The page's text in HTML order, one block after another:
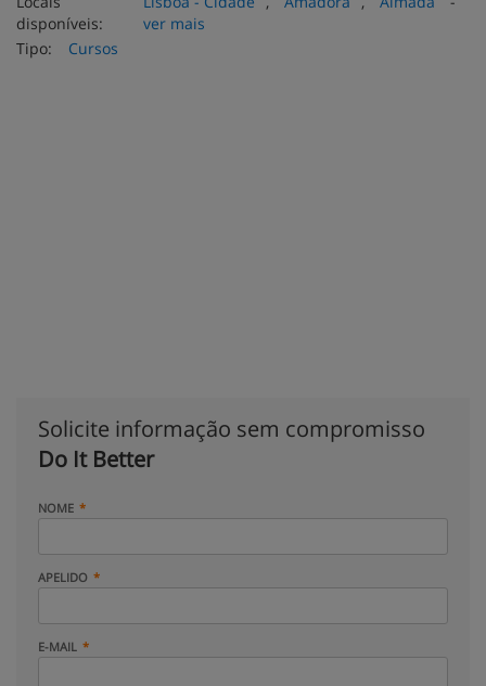
disponíveis:
ver mais
Tipo:
Cursos
Solicite informação sem compromisso
Do It Better
NOME
APELIDO
E-MAIL